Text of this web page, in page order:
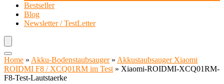
Bestseller
Blog
Newsletter / TestLetter
Home » Akku-Bodenstaubsauger» Akkustaubsauger Xiaomi
ROIDMI F8 / XCQ01RM im Test » Xiaomi-ROIDMI-XCQ01RM-
F8-Test-Lautstaerke